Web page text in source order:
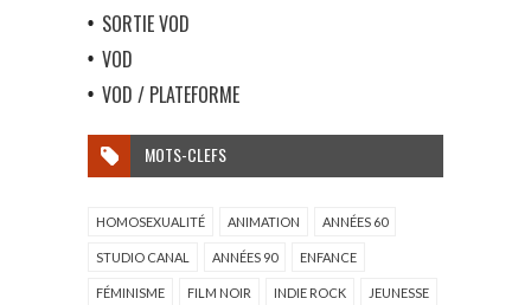
SORTIE VOD
VOD
VOD / PLATEFORME
MOTS-CLEFS
HOMOSEXUALITÉ ANIMATION ANNÉES 60
STUDIO CANAL ANNÉES 90 ENFANCE
FÉMINISME FILM NOIR INDIE ROCK JEUNESSE